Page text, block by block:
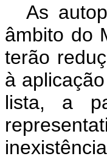
As
âmbito do
terão
à
lista, a